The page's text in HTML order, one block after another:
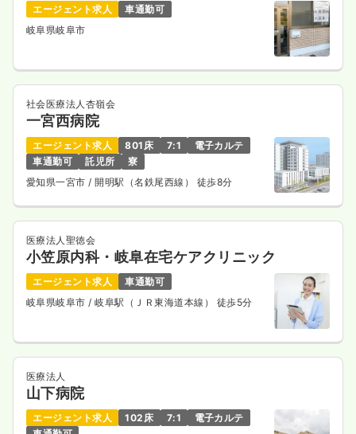
エージェント求人
車通勤可
岐阜県岐阜市
社会医療法人杏嶺会
一宮西病院
エージェント求人 801床 7:1
電子カルテ
車通勤可
託児所
寮
愛知県一宮市/ 開明駅（名鉄尾西線） 徒歩8分
医療法人聖徳会
小笠原内科・岐阜在宅ケアクリニック
エージェント求人
車通勤可
岐阜県岐阜市 / 岐阜駅（ＪＲ東海道本線） 徒歩5分
医療法人
山下病院
エージェント求人 102床 7:1
電子カルテ